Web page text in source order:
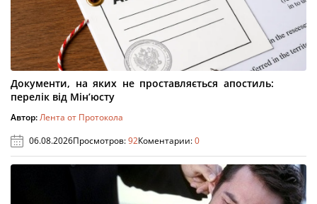
Документи, на яких не проставляється апостиль:
перелік від Мін’юсту
Автор:Лента от Протокола
06.08.2026Просмотров:92Коментарии:0